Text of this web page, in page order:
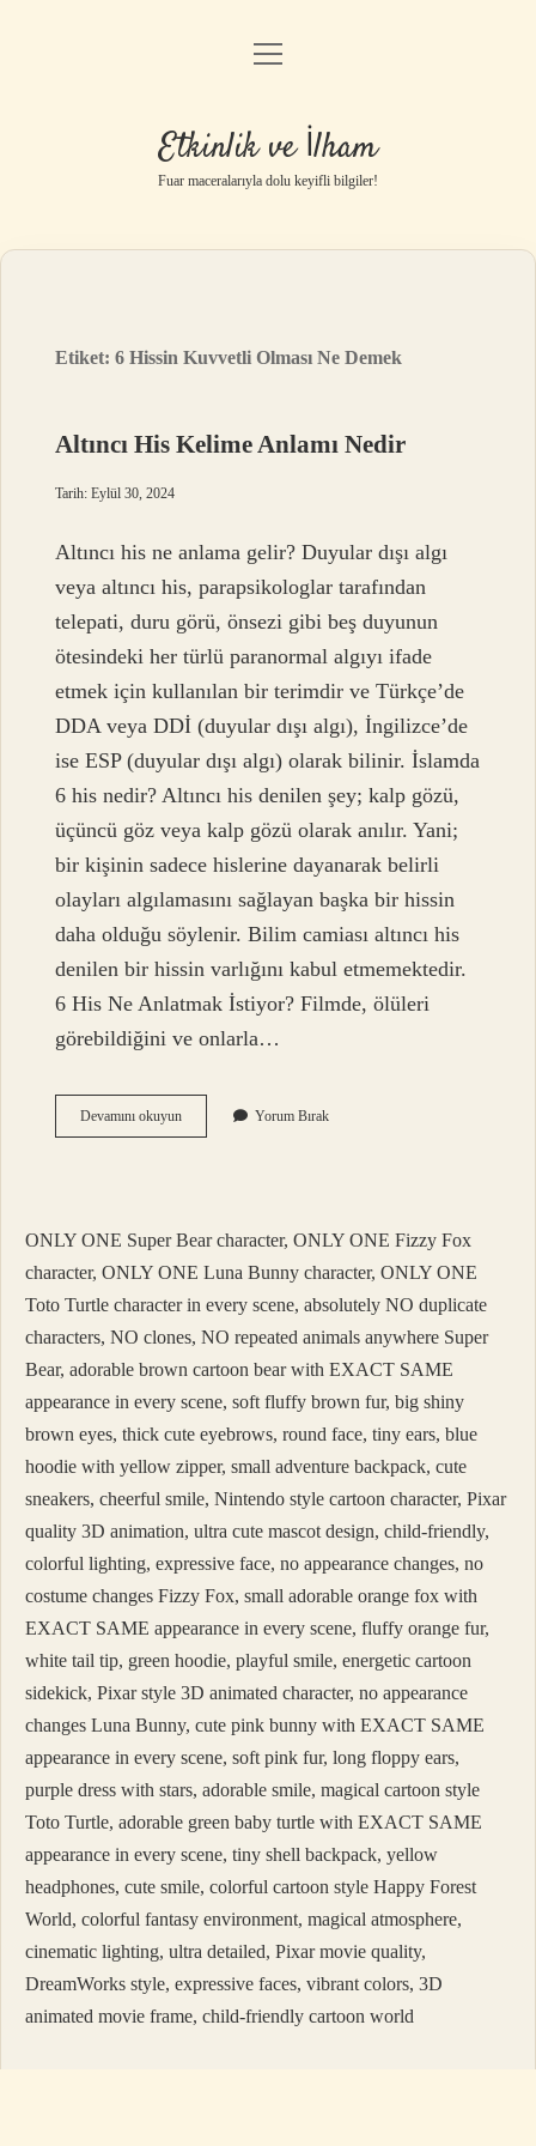
Anasayfa
Gizlilik Politikası
Yasal Uyarı
menüyü
Etkinlik ve İlham
Fuar maceralarıyla dolu keyifli bilgiler!
Etiket:6 Hissin Kuvvetli Olması Ne Demek
Altıncı His Kelime Anlamı Nedir
Tarih: Eylül 30, 2024
Altıncı his ne anlama gelir? Duyular dışı algı
veya altıncı his, parapsikologlar tarafından
telepati, duru görü, önsezi gibi beş duyunun
ötesindeki her türlü paranormal algıyı ifade
etmek için kullanılan bir terimdir ve Türkçe’de
DDA veya DDİ (duyular dışı algı), İngilizce’de
ise ESP (duyular dışı algı) olarak bilinir. İslamda
6 his nedir? Altıncı his denilen şey; kalp gözü,
üçüncü göz veya kalp gözü olarak anılır. Yani;
bir kişinin sadece hislerine dayanarak belirli
olayları algılamasını sağlayan başka bir hissin
daha olduğu söylenir. Bilim camiası altıncı his
denilen bir hissin varlığını kabul etmemektedir.
6 His Ne Anlatmak İstiyor? Filmde, ölüleri
görebildiğini ve onlarla…
Devamını okuyunAltıncı
His
Yorum Bırak
ONLY ONE Super Bear character, ONLY ONE Fizzy Fox
character, ONLY ONE Luna Bunny character, ONLY ONE
Toto Turtle character in every scene, absolutely NO duplicate
characters, NO clones, NO repeated animals anywhere Super
Bear, adorable brown cartoon bear with EXACT SAME
appearance in every scene, soft fluffy brown fur, big shiny
brown eyes, thick cute eyebrows, round face, tiny ears, blue
hoodie with yellow zipper, small adventure backpack, cute
sneakers, cheerful smile, Nintendo style cartoon character, Pixar
quality 3D animation, ultra cute mascot design, child-friendly,
colorful lighting, expressive face, no appearance changes, no
costume changes Fizzy Fox, small adorable orange fox with
EXACT SAME appearance in every scene, fluffy orange fur,
white tail tip, green hoodie, playful smile, energetic cartoon
sidekick, Pixar style 3D animated character, no appearance
changes Luna Bunny, cute pink bunny with EXACT SAME
appearance in every scene, soft pink fur, long floppy ears,
purple dress with stars, adorable smile, magical cartoon style
Toto Turtle, adorable green baby turtle with EXACT SAME
appearance in every scene, tiny shell backpack, yellow
headphones, cute smile, colorful cartoon style Happy Forest
World, colorful fantasy environment, magical atmosphere,
cinematic lighting, ultra detailed, Pixar movie quality,
DreamWorks style, expressive faces, vibrant colors, 3D
animated movie frame, child-friendly cartoon world